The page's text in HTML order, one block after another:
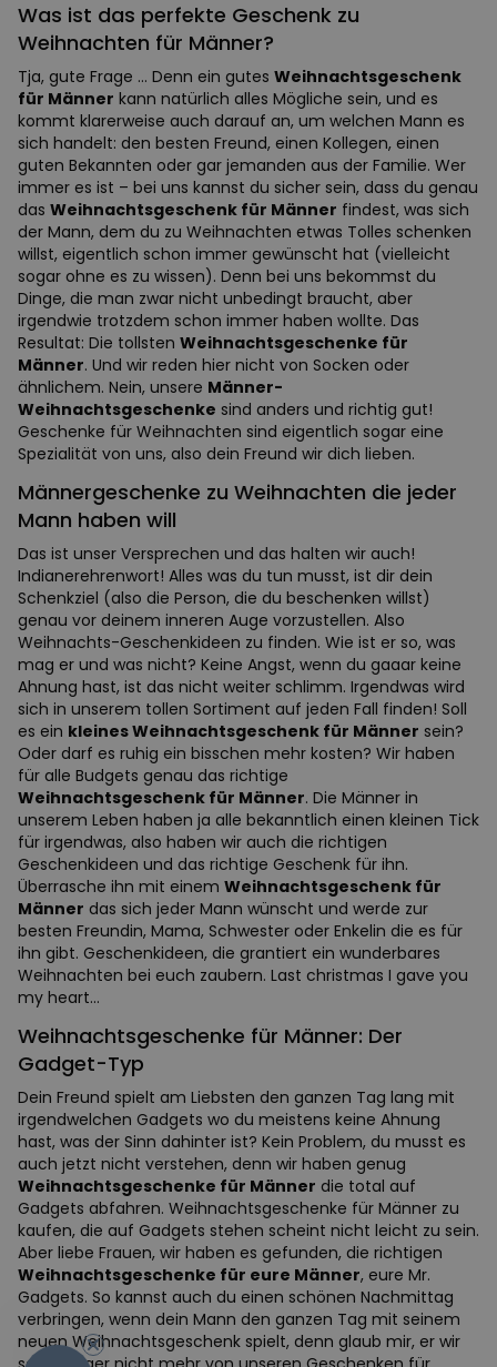
Was ist das perfekte Geschenk zu
Weihnachten für Männer?
Tja, gute Frage … Denn ein gutes Weihnachtsgeschenk
für Männer kann natürlich alles Mögliche sein, und es
kommt klarerweise auch darauf an, um welchen Mann es
sich handelt: den besten Freund, einen Kollegen, einen
guten Bekannten oder gar jemanden aus der Familie. Wer
immer es ist – bei uns kannst du sicher sein, dass du genau
das Weihnachtsgeschenk für Männer findest, was sich
der Mann, dem du zu Weihnachten etwas Tolles schenken
willst, eigentlich schon immer gewünscht hat (vielleicht
sogar ohne es zu wissen). Denn bei uns bekommst du
Dinge, die man zwar nicht unbedingt braucht, aber
irgendwie trotzdem schon immer haben wollte. Das
Resultat: Die tollsten Weihnachtsgeschenke für
Männer. Und wir reden hier nicht von Socken oder
ähnlichem. Nein, unsere Männer-
Weihnachtsgeschenke sind anders und richtig gut!
Geschenke für Weihnachten sind eigentlich sogar eine
Spezialität von uns, also dein Freund wir dich lieben.
Männergeschenke zu Weihnachten die jeder
Mann haben will
Das ist unser Versprechen und das halten wir auch!
Indianerehrenwort! Alles was du tun musst, ist dir dein
Schenkziel (also die Person, die du beschenken willst)
genau vor deinem inneren Auge vorzustellen. Also
Weihnachts-Geschenkideen zu finden. Wie ist er so, was
mag er und was nicht? Keine Angst, wenn du gaaar keine
Ahnung hast, ist das nicht weiter schlimm. Irgendwas wird
sich in unserem tollen Sortiment auf jeden Fall finden! Soll
es ein kleines Weihnachtsgeschenk für Männer sein?
Oder darf es ruhig ein bisschen mehr kosten? Wir haben
für alle Budgets genau das richtige
Weihnachtsgeschenk für Männer. Die Männer in
unserem Leben haben ja alle bekanntlich einen kleinen Tick
für irgendwas, also haben wir auch die richtigen
Geschenkideen und das richtige Geschenk für ihn.
Überrasche ihn mit einem Weihnachtsgeschenk für
Männer das sich jeder Mann wünscht und werde zur
besten Freundin, Mama, Schwester oder Enkelin die es für
ihn gibt. Geschenkideen, die grantiert ein wunderbares
Weihnachten bei euch zaubern. Last christmas I gave you
my heart...
Weihnachtsgeschenke für Männer: Der
Gadget-Typ
Dein Freund spielt am Liebsten den ganzen Tag lang mit
irgendwelchen Gadgets wo du meistens keine Ahnung
hast, was der Sinn dahinter ist? Kein Problem, du musst es
auch jetzt nicht verstehen, denn wir haben genug
Weihnachtsgeschenke für Männer die total auf
Gadgets abfahren. Weihnachtsgeschenke für Männer zu
kaufen, die auf Gadgets stehen scheint nicht leicht zu sein.
Aber liebe Frauen, wir haben es gefunden, die richtigen
Weihnachtsgeschenke für eure Männer, eure Mr.
Gadgets. So kannst auch du einen schönen Nachmittag
verbringen, wenn dein Mann den ganzen Tag mit seinem
neuen Weihnachtsgeschenk spielt, denn glaub mir, er wir
-10%